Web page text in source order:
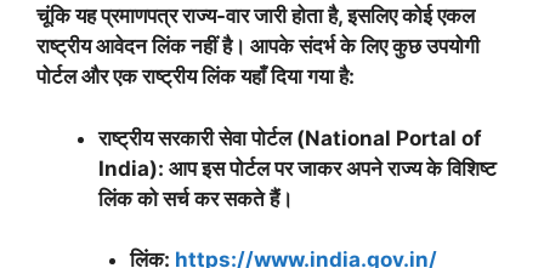
चूंकि यह प्रमाणपत्र राज्य-वार जारी होता है, इसलिए कोई एकल
राष्ट्रीय आवेदन लिंक नहीं है। आपके संदर्भ के लिए कुछ उपयोगी
पोर्टल और एक राष्ट्रीय लिंक यहाँ दिया गया है:
राष्ट्रीय सरकारी सेवा पोर्टल (National Portal of
India): आप इस पोर्टल पर जाकर अपने राज्य के विशिष्ट
लिंक को सर्च कर सकते हैं।
लिंक: https://www.india.gov.in/